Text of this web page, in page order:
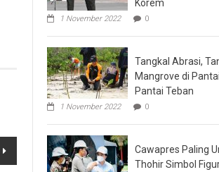
Korem
1 November 2022 0
Tangkal Abrasi,
Mangrove di
Pantai Teban
1 November 2022 0
Cawapres Paling
Thohir Simbol